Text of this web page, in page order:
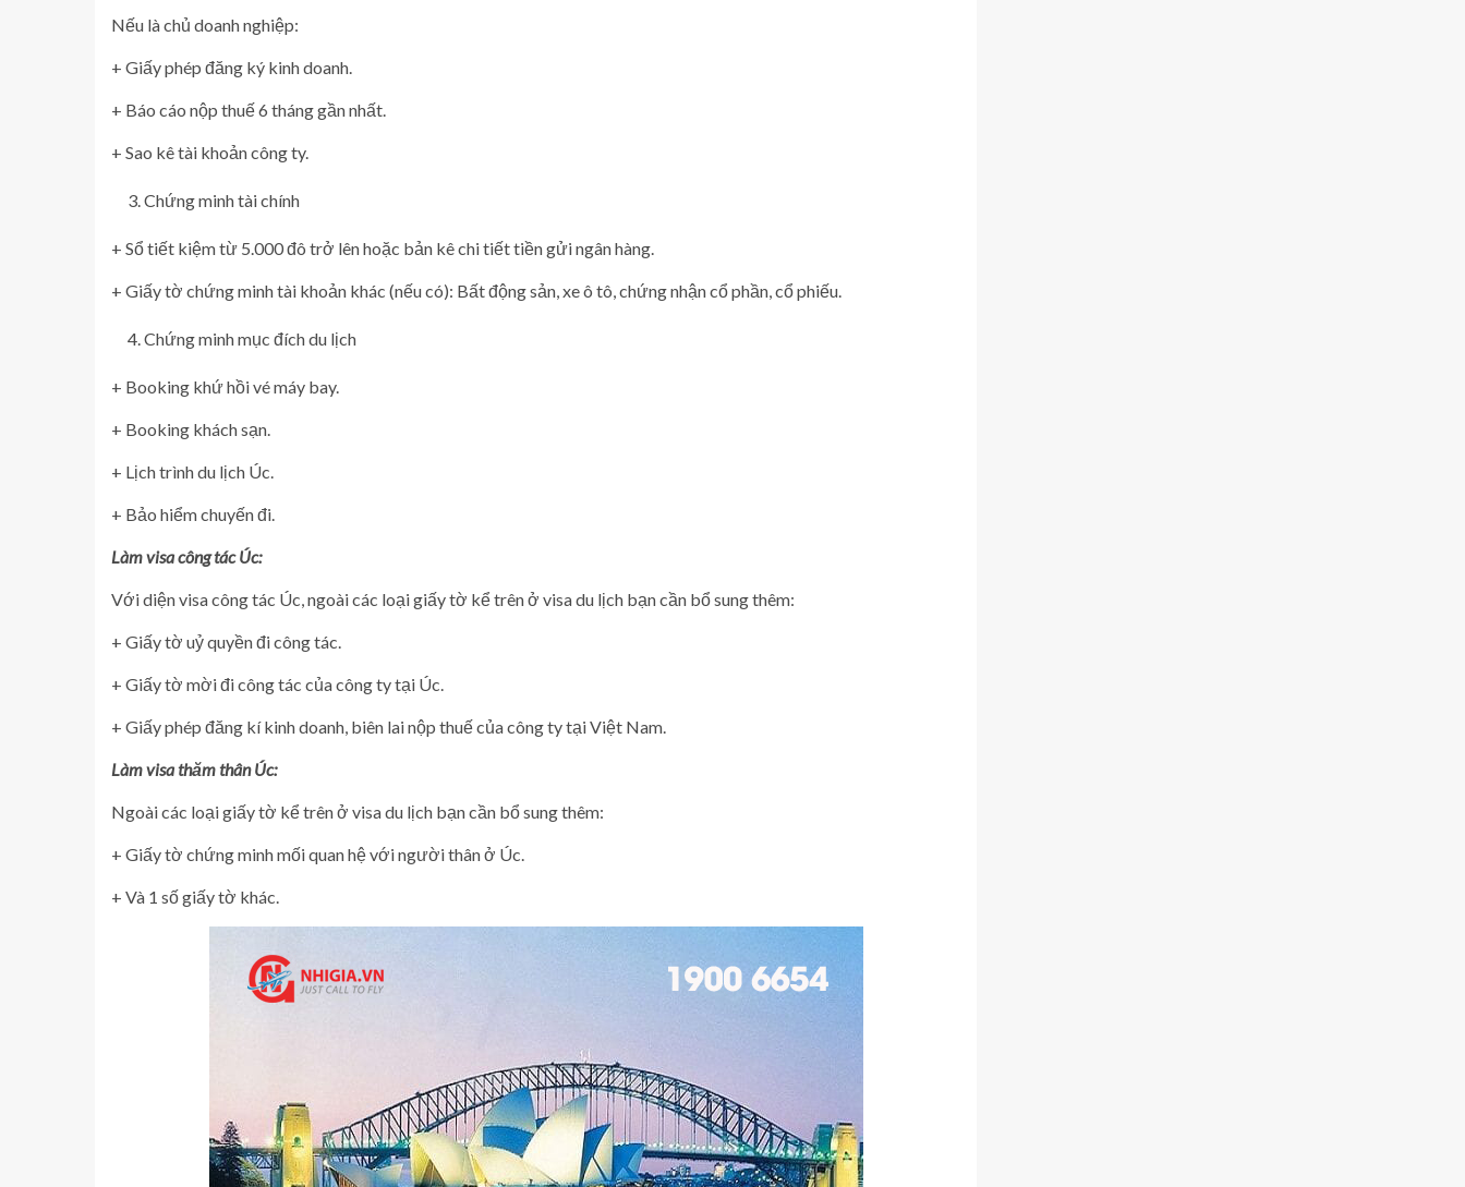
Nếu là chủ doanh nghiệp:
+ Giấy phép đăng ký kinh doanh.
+ Báo cáo nộp thuế 6 tháng gần nhất.
+ Sao kê tài khoản công ty.
Chứng minh tài chính
+ Sổ tiết kiệm từ 5.000 đô trở lên hoặc bản kê chi tiết tiền gửi ngân hàng.
+ Giấy tờ chứng minh tài khoản khác (nếu có): Bất động sản, xe ô tô, chứng nhận cổ phần, cổ phiếu.
Chứng minh mục đích du lịch
+ Booking khứ hồi vé máy bay.
+ Booking khách sạn.
+ Lịch trình du lịch Úc.
+ Bảo hiểm chuyến đi.
Làm visa công tác Úc:
Với diện visa công tác Úc, ngoài các loại giấy tờ kể trên ở visa du lịch bạn cần bổ sung thêm:
+ Giấy tờ uỷ quyền đi công tác.
+ Giấy tờ mời đi công tác của công ty tại Úc.
+ Giấy phép đăng kí kinh doanh, biên lai nộp thuế của công ty tại Việt Nam.
Làm visa thăm thân Úc:
Ngoài các loại giấy tờ kể trên ở visa du lịch bạn cần bổ sung thêm:
+ Giấy tờ chứng minh mối quan hệ với người thân ở Úc.
+ Và 1 số giấy tờ khác.